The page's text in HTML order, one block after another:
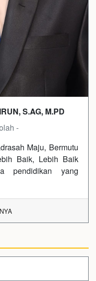
S.AG, M.PD
-
Maju, Bermutu
Baik, Lebih Baik
pendidikan yang